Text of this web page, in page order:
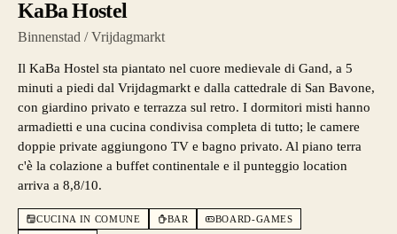
KaBa Hostel
Binnenstad / Vrijdagmarkt
Il KaBa Hostel sta piantato nel cuore medievale di Gand, a 5
minuti a piedi dal Vrijdagmarkt e dalla cattedrale di San Bavone,
con giardino privato e terrazza sul retro. I dormitori misti hanno
armadietti e una cucina condivisa completa di tutto; le camere
doppie private aggiungono TV e bagno privato. Al piano terra
c'è la colazione a buffet continentale e il punteggio location
arriva a 8,8/10.
CUCINA IN COMUNE BAR
BOARD-GAMES